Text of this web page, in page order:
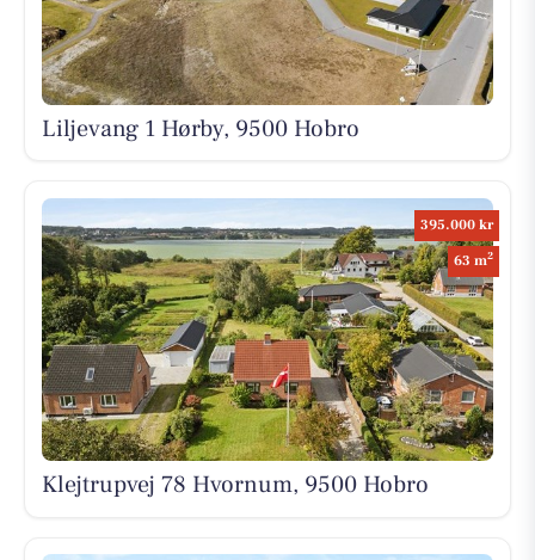
Liljevang 1 Hørby, 9500 Hobro
395.000 kr
63 m2
Klejtrupvej 78 Hvornum, 9500 Hobro